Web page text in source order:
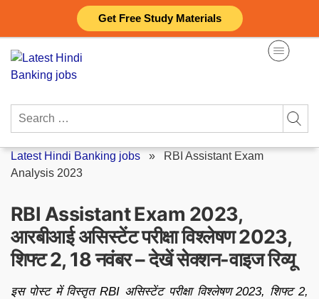
Get Free Study Materials
content
Search
Latest Hindi Banking jobs » RBI Assistant Exam
Analysis 2023
RBI Assistant Exam 2023,
आरबीआई असिस्टेंट परीक्षा विश्लेषण 2023,
शिफ्ट 2, 18 नवंबर – देखें सेक्शन-वाइज रिव्यू
इस पोस्ट में विस्तृत RBI असिस्टेंट परीक्षा विश्लेषण 2023, शिफ्ट 2,